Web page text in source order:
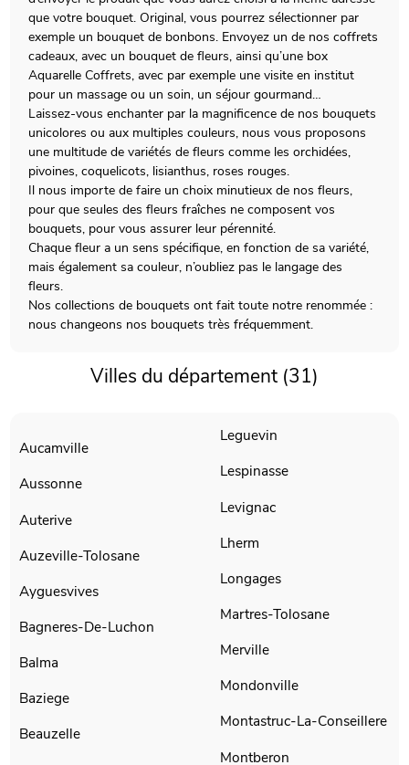
que votre bouquet. Original, vous pourrez sélectionner par
exemple un bouquet de bonbons. Envoyez un de nos coffrets
cadeaux, avec un bouquet de fleurs, ainsi qu’une box
Aquarelle Coffrets, avec par exemple une visite en institut
pour un massage ou un soin, un séjour gourmand…
Laissez-vous enchanter par la magnificence de nos bouquets
unicolores ou aux multiples couleurs, nous vous proposons
une multitude de variétés de fleurs comme les orchidées,
pivoines, coquelicots, lisianthus, roses rouges.
Il nous importe de faire un choix minutieux de nos fleurs,
pour que seules des fleurs fraîches ne composent vos
bouquets, pour vous assurer leur pérennité.
Chaque fleur a un sens spécifique, en fonction de sa variété,
mais également sa couleur, n’oubliez pas le langage des
fleurs.
Nos collections de bouquets ont fait toute notre renommée :
nous changeons nos bouquets très fréquemment.
Villes du département (31)
Aucamville
Aussonne
Auterive
Auzeville-Tolosane
Ayguesvives
Bagneres-De-Luchon
Balma
Baziege
Beauzelle
Leguevin
Lespinasse
Levignac
Lherm
Longages
Martres-Tolosane
Merville
Mondonville
Montastruc-La-Conseillere
Montberon